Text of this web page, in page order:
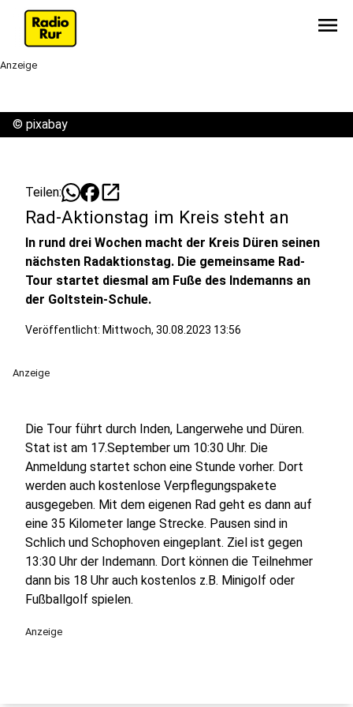
menu
Anzeige
© pixabay
Teilen: open_in_new
Rad-Aktionstag im Kreis steht an
In rund drei Wochen macht der Kreis Düren seinen
nächsten Radaktionstag. Die gemeinsame Rad-
Tour startet diesmal am Fuße des Indemanns an
der Goltstein-Schule.
Veröffentlicht: Mittwoch, 30.08.2023 13:56
Anzeige
Die Tour führt durch Inden, Langerwehe und Düren.
Stat ist am 17.September um 10:30 Uhr. Die
Anmeldung startet schon eine Stunde vorher. Dort
werden auch kostenlose Verpflegungspakete
ausgegeben. Mit dem eigenen Rad geht es dann auf
eine 35 Kilometer lange Strecke. Pausen sind in
Schlich und Schophoven eingeplant. Ziel ist gegen
13:30 Uhr der Indemann. Dort können die Teilnehmer
dann bis 18 Uhr auch kostenlos z.B. Minigolf oder
Fußballgolf spielen.
Anzeige